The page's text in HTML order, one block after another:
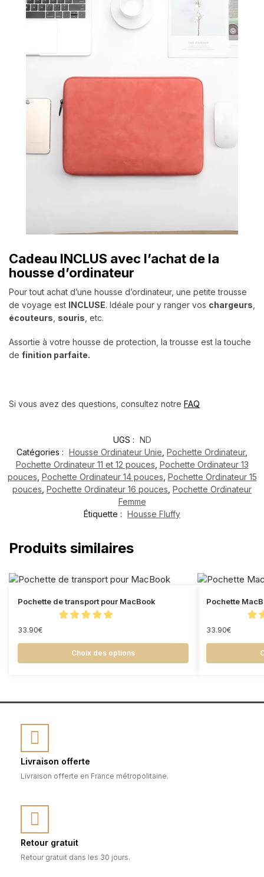
Cadeau INCLUS avec l’achat de la
housse d’ordinateur
Pour tout achat d’une housse d’ordinateur, une petite trousse
de voyage est INCLUSE. Idéale pour y ranger vos chargeurs
écouteurs souris , etc.
Assortie à votre housse de protection, la trousse est la touche
de finition parfaite.
Si vous avez des questions, consultez notre FAQ
UGS : ND
Catégories : Housse Ordinateur Unie Pochette Ordinateur,
Pochette Ordinateur 11 et 12 pouces Pochette Ordinateur 13
pouces Pochette Ordinateur 14 pouces Pochette Ordinateur 15
pouces Pochette Ordinateur 16 pouces Pochette Ordinateur
Femme
Étiquette : Housse Fluffy
Produits similaires
Pochette de transport pour MacBook
33.90€
Choix des options
Pochette
33.90€
Livraison offerte
Livraison offerte en France métropolitaine.
Retour gratuit
Retour gratuit dans les 30 jours.